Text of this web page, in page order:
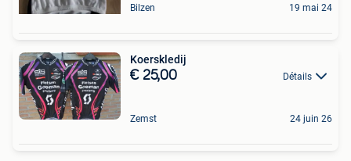
Bilzen 19 mai 24
Koerskledij
€ 25,00 Détails
Zemst 24 juin 26